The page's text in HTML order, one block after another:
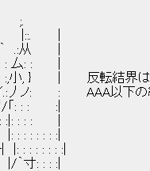
;.
| |::. |
.:从 |
: 厶: : |
反転結界は、Sラ
下の結界が不安
: :|
: : : |
: : : : :|
: : : : :|
: : : :|